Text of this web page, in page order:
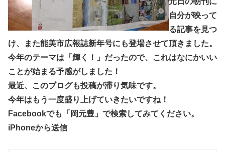
自分が映って
る記事を見つ
け、また能美市広報誌新年号にも登場させて頂きました。
今年のテーマは「輝く！」だったので、これはなにかいい
ことが始まる予感がしました！
最近、このブログも投稿が滞り気味です。
今年はもう一度盛り上げていきたいですね！
Facebookでも「岡元豊」で検索してみてください。
iPhoneから送信